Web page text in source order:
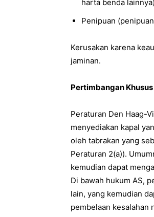
harta benda
Penipuan
Kerusakan karena
jaminan.
Pertimbangan Khusus
Peraturan Den Haag-
menyediakan kapal
oleh tabrakan yang
Peraturan 2(a)).
kemudian dapat
Di bawah hukum AS,
lain, yang kemudian
pembelaan kesalahan